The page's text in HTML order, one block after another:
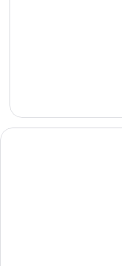
9
ago
ago
-
Apartment/ flat - Loiri